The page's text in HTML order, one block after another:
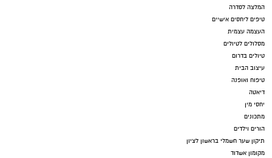
המלצה לסדרה
טיפים ליחסים אישיים
העצמה עצמית
מסלולים לטיולים
טיולים בדרום
עיצוב הבית
טיפוח ואופנה
דיאטה
יחסי מין
מתכונים
הורים וילדים
תיקון שער חשמלי בראשון לציון
מקומון אשדוד